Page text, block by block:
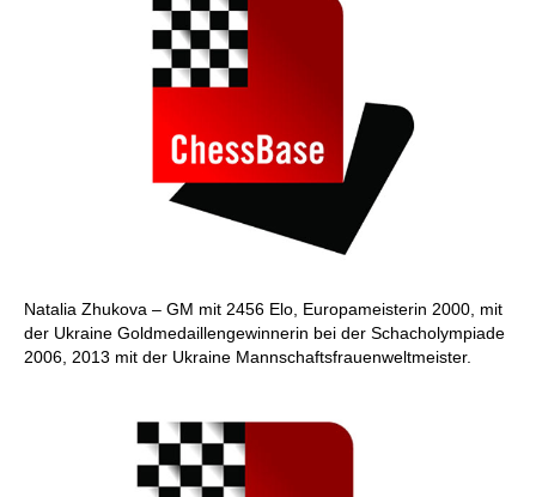
Natalia Zhukova – GM mit 2456 Elo, Europameisterin 2000, mit
der Ukraine Goldmedaillengewinnerin bei der Schacholympiade
2006, 2013 mit der Ukraine Mannschaftsfrauenweltmeister.